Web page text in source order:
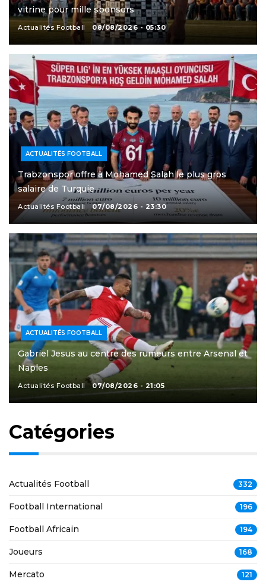
vitrine pour mille sponsors
Actualités Football 08/08/2026 - 05:30
ACTUALITÉS FOOTBALL
Trabzonspor offre à Mohamed Salah le plus gros
salaire de Turquie
Actualités Football 07/08/2026 - 23:30
ACTUALITÉS FOOTBALL
Gabriel Jesus au centre des rumeurs entre Arsenal et
Naples
Actualités Football 07/08/2026 - 21:05
Catégories
Actualités Football 332
Football International 196
Football Africain 194
Joueurs 168
Mercato 121